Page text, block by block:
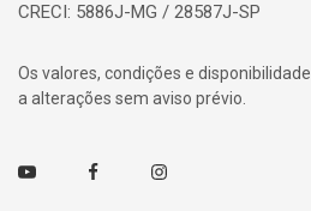
CRECI: 5886J-MG / 28587J-SP
Os valores, condições e
a alterações sem aviso prévio.
Youtube FacebookInstagram